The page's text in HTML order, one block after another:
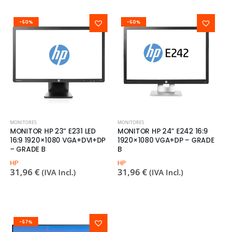
-50%
MONITORES
MONITOR HP 23” E231 LED
16:9 1920×1080 VGA+DVI+DP
– GRADE B
HP
31,96 € (IVA Incl.)
-50%
MONITORES
MONITOR HP 24” E242 16:9
1920×1080 VGA+DP – GRADE
B
HP
31,96 € (IVA Incl.)
-57%